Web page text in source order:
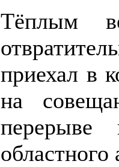
Тёплым
приехал в
на
перерыве
областного